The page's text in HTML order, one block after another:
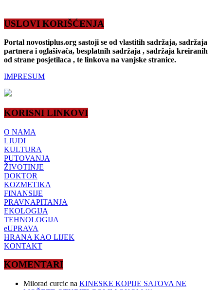
USLOVI KORIŠĆENJA
Portal novostiplus.org sastoji se od vlastitih sadržaja, sadržaja
partnera i oglašivača, besplatnih sadržaja , sadržaja kreiranih
od strane posjetilaca , te linkova na vanjske stranice.
IMPRESUM
KORISNI LINKOVI
O NAMA
LJUDI
KULTURA
PUTOVANJA
ŽIVOTINJE
DOKTOR
KOZMETIKA
FINANSIJE
PRAVNAPITANJA
EKOLOGIJA
TEHNOLOGIJA
eUPRAVA
HRANA KAO LIJEK
KONTAKT
KOMENTARI
Milorad curcic na KINESKE KOPIJE SATOVA NE